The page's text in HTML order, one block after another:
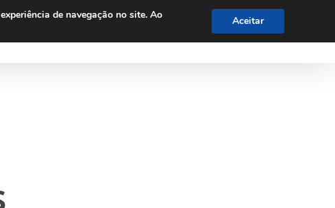
Orçamentos
de navegação no site. Ao
Aceitar